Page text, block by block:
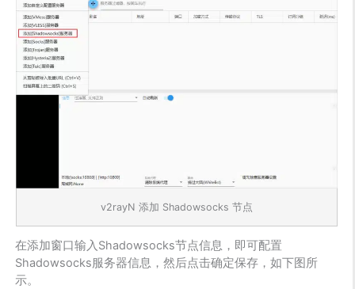
v2rayN 添加 Shadowsocks 节点
在添加窗口输入Shadowsocks节点信息，即可配置
Shadowsocks服务器信息，然后点击确定保存，如下图所
示。